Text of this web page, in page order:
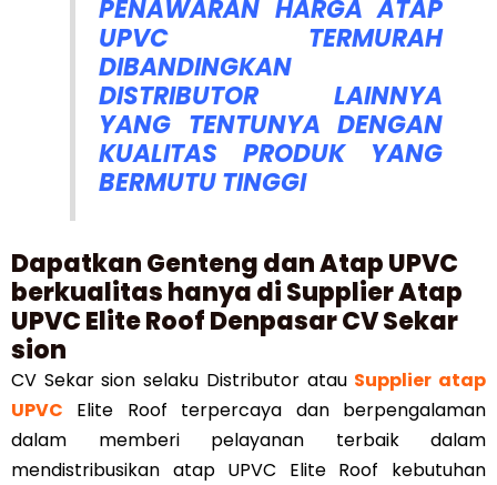
PENAWARAN HARGA ATAP
UPVC TERMURAH
DIBANDINGKAN
DISTRIBUTOR LAINNYA
YANG TENTUNYA DENGAN
KUALITAS PRODUK YANG
BERMUTU TINGGI
Dapatkan Genteng dan Atap UPVC
berkualitas hanya di Supplier Atap
UPVC Elite Roof Denpasar CV Sekar
sion
CV Sekar sion selaku Distributor atau Supplier atap
UPVC Elite Roof terpercaya dan berpengalaman
dalam memberi pelayanan terbaik dalam
mendistribusikan atap UPVC Elite Roof kebutuhan